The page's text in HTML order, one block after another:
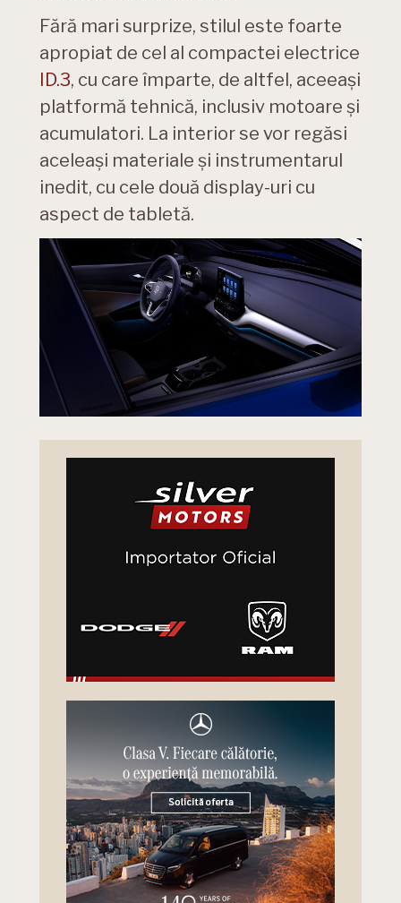
Fără mari surprize, stilul este foarte
apropiat de cel al compactei electrice
ID.3, cu care împarte, de altfel, aceeași
platformă tehnică, inclusiv motoare și
acumulatori. La interior se vor regăsi
aceleași materiale și instrumentarul
inedit, cu cele două display-uri cu
aspect de tabletă.